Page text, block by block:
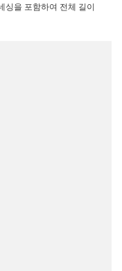
싱을 포함하여 전체 길이